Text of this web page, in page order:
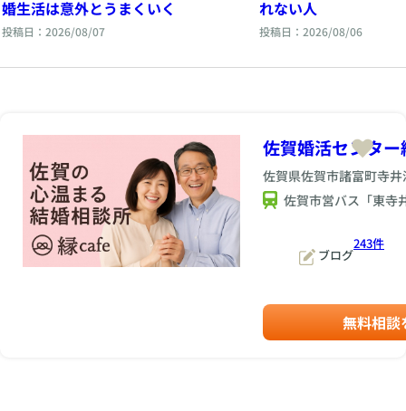
婚生活は意外とうまくいく
投稿日：2026/08/07
れない人
投稿日：2026/08/06
佐賀婚活センタ
佐賀県佐賀市諸富町寺
佐賀市営バス「東寺
ブログ
243件
無料相談